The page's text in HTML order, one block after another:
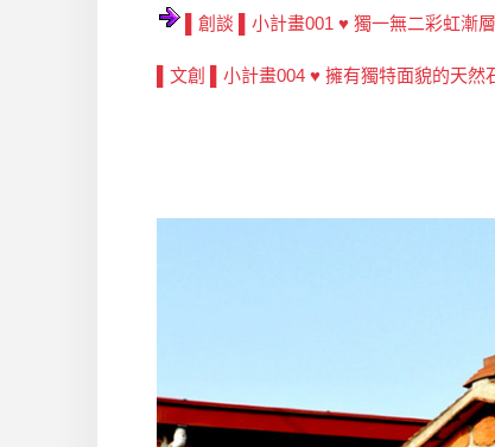
▌創談 ▌小計畫001 ♥ 獨一無二彩虹漸
▌文創 ▌小計畫004 ♥ 擁有獨特面貌的天然